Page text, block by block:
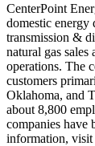
CenterPoint
domestic energy
transmission &
natural gas sales
operations. The
customers
Oklahoma, and
about 8,800
companies have
information, visit